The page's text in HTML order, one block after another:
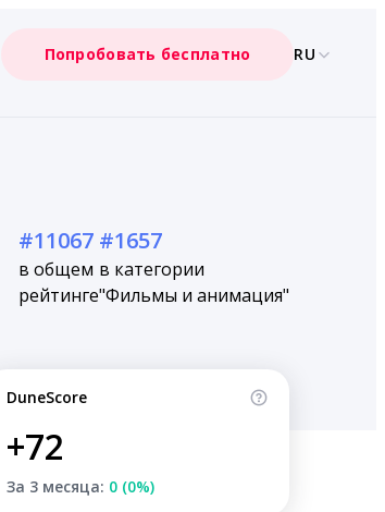
Попробовать бесплатно RU
#11067
в общем
рейтинге
#1657
в категории
"Фильмы и анимация"
DuneScore
+72
За 3 месяца: 0 (0%)